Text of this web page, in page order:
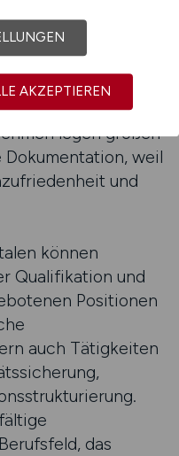
Informationen
Dabei sind
und
Anforderungen.
legen großen
weil
und
können
Qualifikation und
Positionen
auch Tätigkeiten
das
AKZEPTIEREN